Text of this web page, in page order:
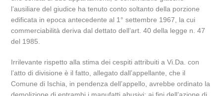
l’ausiliare del giudice ha tenuto conto soltanto della porzione
edificata in epoca antecedente al 1° settembre 1967, la cui
commerciabilità deriva dal dettato dell’art. 40 della legge n. 47
del 1985.
Irrilevante rispetto alla stima dei cespiti attribuiti a Vi.Da. con
l’atto di divisione è il fatto, allegato dall’appellante, che il
Comune di Ischia, in pendenza dell’appello, avrebbe ordinato la